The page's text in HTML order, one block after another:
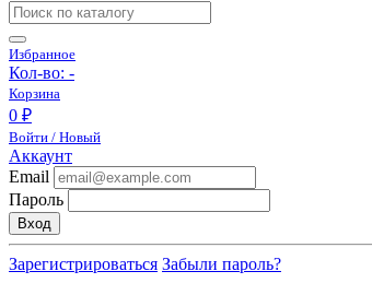
Избранное
Кол-во: -
Корзина
0 ₽
Войти / Новый
Аккаунт
Email
Пароль
Вход
Зарегистрироваться Забыли пароль?